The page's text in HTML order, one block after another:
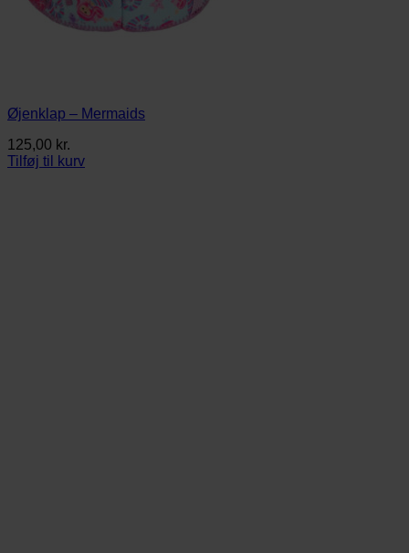
Øjenklap – Mermaids
125,00 kr.
Tilføj til kurv